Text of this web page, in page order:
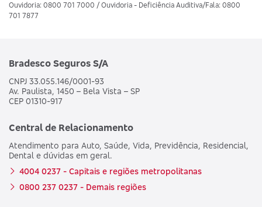
Ouvidoria: 0800 701 7000 / Ouvidoria - Deficiência Auditiva/Fala: 0800
701 7877
Bradesco Seguros S/A
CNPJ 33.055.146/0001-93
Av. Paulista, 1450 – Bela Vista – SP
CEP 01310-917
Central de Relacionamento
Atendimento para Auto, Saúde, Vida, Previdência, Residencial,
Dental e dúvidas em geral.
4004 0237 - Capitais e regiões metropolitanas
0800 237 0237 - Demais regiões